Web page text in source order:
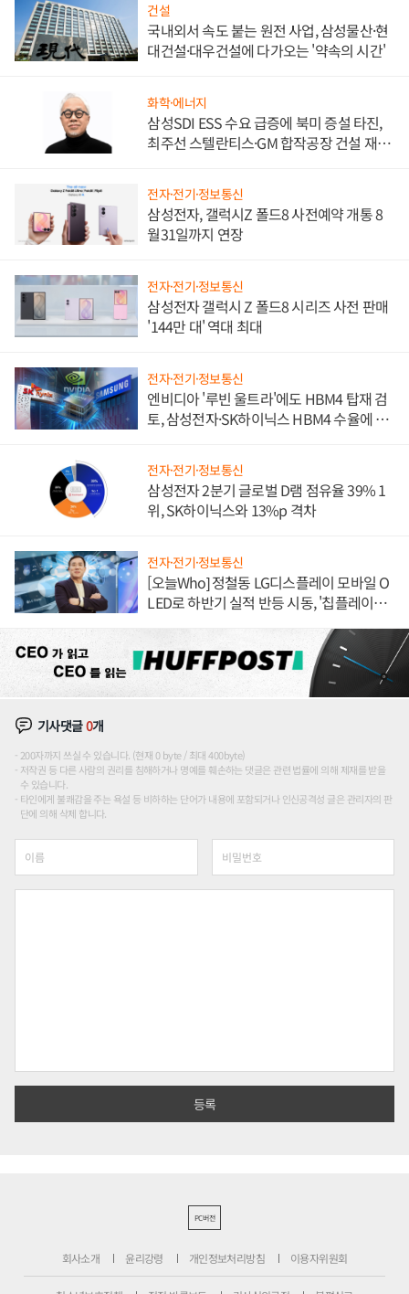
건설
국내외서 속도 붙는 원전 사업, 삼성물산·현
대건설·대우건설에 다가오는 '약속의 시간'
화학·에너지
삼성SDI ESS 수요 급증에 북미 증설 타진,
최주선 스텔란티스·GM 합작공장 건설 재추
전자·전기·정보통신
삼성전자, 갤럭시Z 폴드8 사전예약 개통 8
월31일까지 연장
전자·전기·정보통신
삼성전자 갤럭시 Z 폴드8 시리즈 사전 판매
'144만 대' 역대 최대
전자·전기·정보통신
엔비디아 '루빈 울트라'에도 HBM4 탑재 검
토, 삼성전자·SK하이닉스 HBM4 수율에 주
전자·전기·정보통신
삼성전자 2분기 글로벌 D램 점유율 39% 1
위, SK하이닉스와 13%p 격차
전자·전기·정보통신
[오늘Who] 정철동 LG디스플레이 모바일 O
LED로 하반기 실적 반등 시동, '칩플레이
기사댓글0개
200자까지 쓰실 수 있습니다. (현재 0 byte / 최대 400byte)
저작권 등 다른 사람의 권리를 침해하거나 명예를 훼손하는 댓글은 관련 법률에 의해 제재를 받을
수 있습니다.
타인에게 불쾌감을 주는 욕설 등 비하하는 단어가 내용에 포함되거나 인신공격성 글은 관리자의 판
단에 의해 삭제 합니다.
PC버전
회사소개 윤리강령 개인정보처리방침 이용자위원회